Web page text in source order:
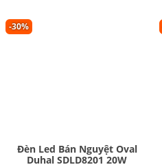
-30%
Đèn Led Bán Nguyệt Oval
Duhal SDLD8201 20W